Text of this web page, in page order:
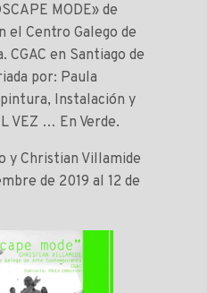
MODE» de
el Centro Galego de
en Santiago de
por: Paula
Instalación y
VEZ … En Verde.
y Christian Villamide
de 2019 al 12 de